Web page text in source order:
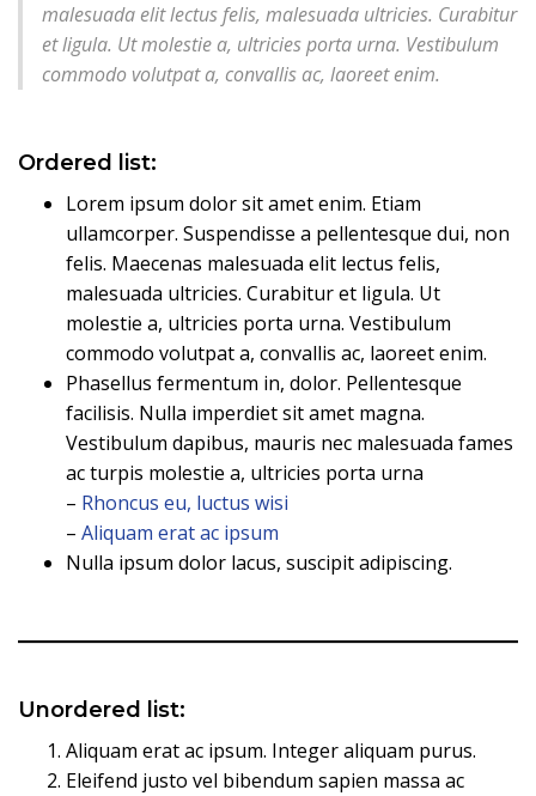
malesuada elit lectus felis, malesuada ultricies. Curabitur
et ligula. Ut molestie a, ultricies porta urna. Vestibulum
commodo volutpat a, convallis ac, laoreet enim.
Ordered list:
Lorem ipsum dolor sit amet enim. Etiam
ullamcorper. Suspendisse a pellentesque dui, non
felis. Maecenas malesuada elit lectus felis,
malesuada ultricies. Curabitur et ligula. Ut
molestie a, ultricies porta urna. Vestibulum
commodo volutpat a, convallis ac, laoreet enim.
Phasellus fermentum in, dolor. Pellentesque
facilisis. Nulla imperdiet sit amet magna.
Vestibulum dapibus, mauris nec malesuada fames
ac turpis molestie a, ultricies porta urna
– Rhoncus eu, luctus wisi
– Aliquam erat ac ipsum
Nulla ipsum dolor lacus, suscipit adipiscing.
Unordered list:
Aliquam erat ac ipsum. Integer aliquam purus.
Eleifend justo vel bibendum sapien massa ac